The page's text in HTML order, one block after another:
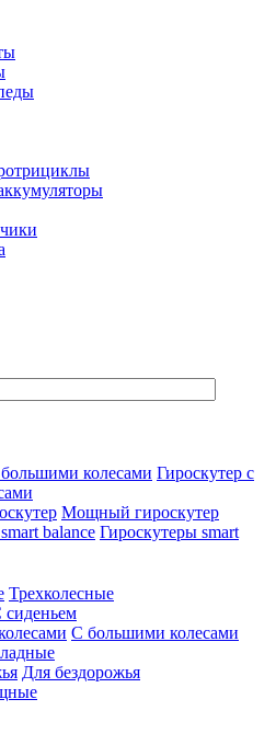
Гироскутер с
Мощный гироскутер
Гироскутеры smart
Трехколесные
сиденьем
С большими колесами
Для бездорожья